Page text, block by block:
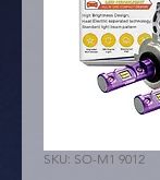
SKU: SO-M1 9012